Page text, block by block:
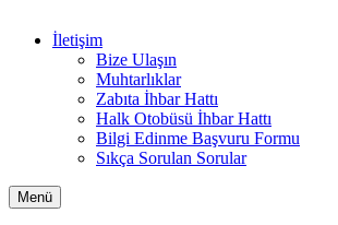
İletişim
Bize Ulaşın
Muhtarlıklar
Zabıta İhbar Hattı
Halk Otobüsü İhbar Hattı
Bilgi Edinme Başvuru Formu
Sıkça Sorulan Sorular
Menü